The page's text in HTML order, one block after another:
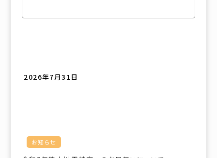
2026年7月31日
お知らせ